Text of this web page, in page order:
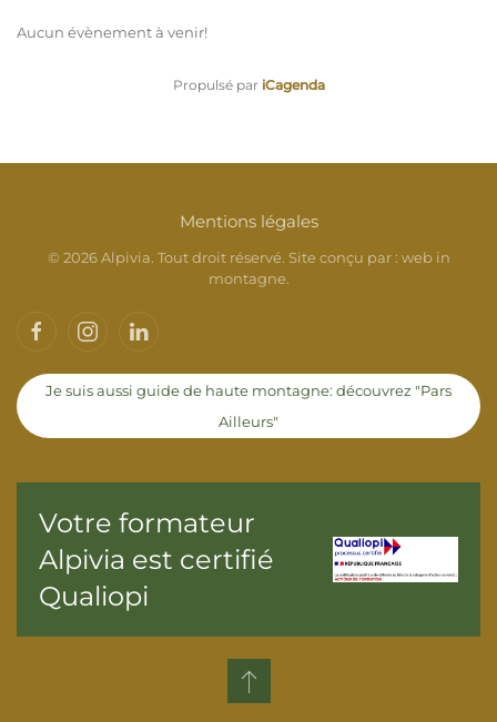
Aucun évènement à venir!
Propulsé par iCagenda
Mentions légales
© 2026Alpivia. Tout droit réservé. Site conçu par : web in
montagne.
Je suis aussi guide de haute montagne: découvrez "Pars
Ailleurs"
Votre formateur
Alpivia est certifié
Qualiopi